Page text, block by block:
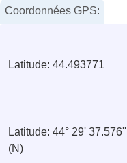
Coordonnées GPS:
Latitude: 44.493771
Latitude: 44° 29' 37.576''
(N)